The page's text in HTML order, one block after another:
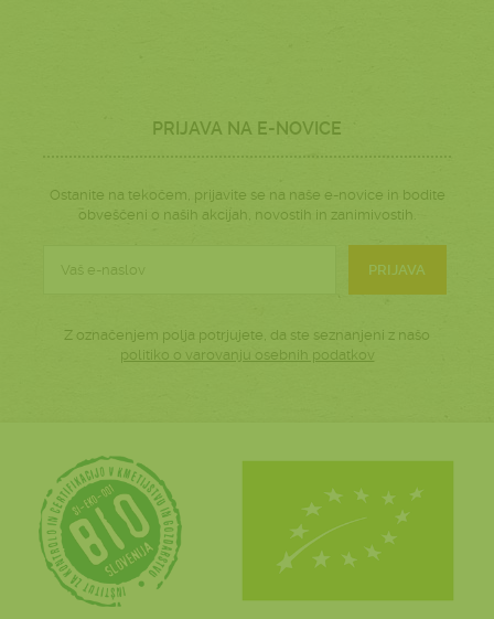
PRIJAVA NA E-NOVICE
Ostanite na tekočem, prijavite se na naše e-novice in bodite
obveščeni o naših akcijah, novostih in zanimivostih.
PRIJAVA
Z označenjem polja potrjujete, da ste seznanjeni z našo
politiko o varovanju osebnih podatkov